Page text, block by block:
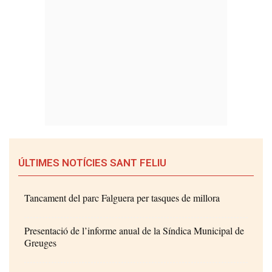
ÚLTIMES NOTÍCIES SANT FELIU
Tancament del parc Falguera per tasques de millora
Presentació de l’informe anual de la Síndica Municipal de
Greuges